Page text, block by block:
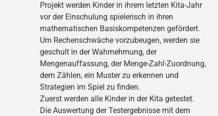
Projekt werden Kinder in ihrem letzten Kita-Jahr
vor der Einschulung spielerisch in ihren
mathematischen Basiskompetenzen gefördert.
Um Rechenschwäche vorzubeugen, werden sie
geschult in der Wahrnehmung, der
Mengenauffassung, der Menge-Zahl-Zuordnung,
dem Zählen, ein Muster zu erkennen und
Strategien im Spiel zu finden.
Zuerst werden alle Kinder in der Kita getestet.
Die Auswertung der Testergebnisse mit dem